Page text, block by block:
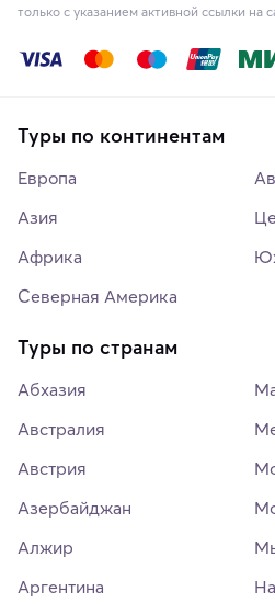
только с указанием активной ссылки на
Туры по континентам
Европа
Азия
Африка
Северная Америка
Туры по странам
Абхазия
Австралия
Австрия
Азербайджан
Алжир
Аргентина